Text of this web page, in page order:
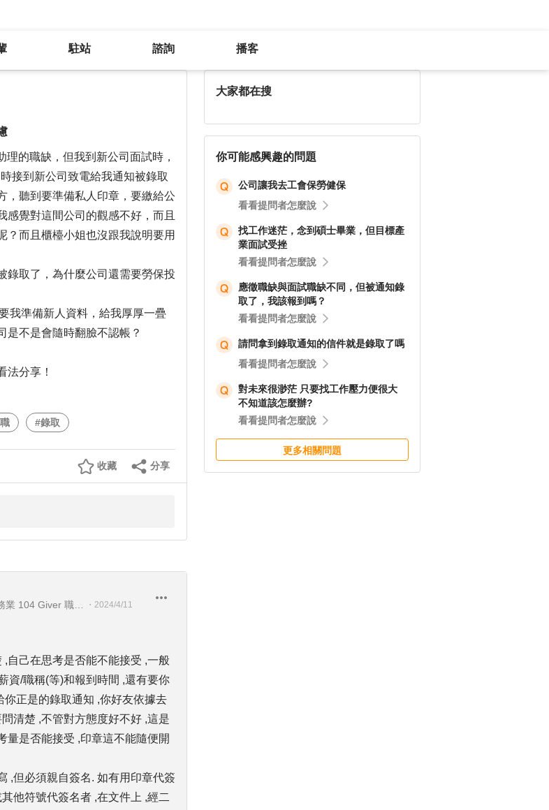
駐站 諮詢 播客
的職缺，但我到新公司面試時，
接到新公司致電給我通知被錄取
，聽到要準備私人印章，要繳給公
覺對這間公司的觀感不好，而且
？而且櫃檯小姐也沒跟我說明要用
錄取了，為什麼公司還需要勞保投
我準備新人資料，給我厚厚一疊
是不是會隨時翻臉不認帳？
法分享！
#錄取
分享
收藏
・ 2024/4/11
自己在思考是否能不能接受 ,一般
資/職稱(等)和報到時間 ,還有要你
正是的錄取通知 ,你好友依據去
清楚 ,不管對方態度好不好 ,這是
量是否能接受 ,印章這不能隨便開
,但必須親自簽名. 如有用印章代簽
他符號代簽名者 ,在文件上 ,經二
大家都在搜
你可能感興趣的問題
公司讓我去工會保勞健保
看看提問者怎麼說
找工作迷茫，念到碩士畢業，但目標產
業面試受挫
看看提問者怎麼說
應徵職缺與面試職缺不同，但被通知錄
取了，我該報到嗎？
看看提問者怎麼說
請問拿到錄取通知的信件就是錄取了嗎
看看提問者怎麼說
對未來很渺茫 只要找工作壓力便很大
不知道該怎麼辦?
看看提問者怎麼說
更多相關問題